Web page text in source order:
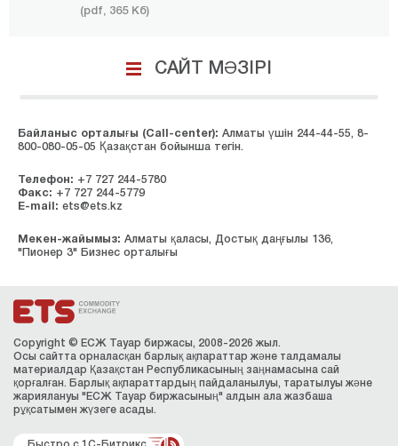
(pdf, 365 Кб)
САЙТ МӘЗІРІ
Байланыс орталығы (Сall-center): Алматы үшін 244-44-55, 8-
800-080-05-05 Қазақстан бойынша тегін.
Телефон: +7 727 244-5780
Факс: +7 727 244-5779
E-mail: ets@ets.kz
Мекен-жайымыз: Алматы қаласы, Достық даңғылы 136,
"Пионер 3" Бизнес орталығы
Copyright © ЕСЖ Тауар биржасы, 2008-2026 жыл.
Осы сайтта орналасқан барлық ақпараттар және талдамалы
материалдар Қазақстан Республикасының заңнамасына сай
қорғалған. Барлық ақпараттардың пайдаланылуы, таратылуы және
жариялануы "ЕСЖ Тауар биржасының" алдын ала жазбаша
рұқсатымен жүзеге асады.